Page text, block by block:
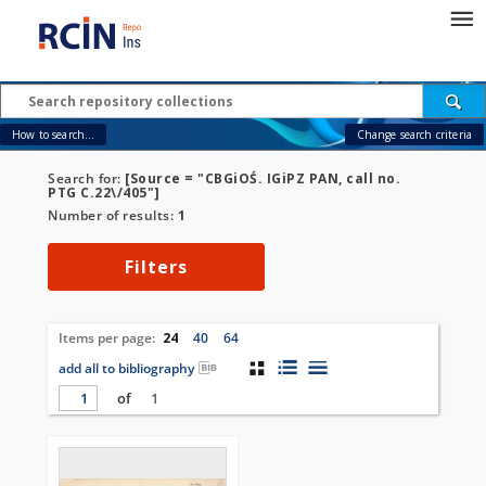
How to search... Change search criteria
Search for: [Source = "CBGiOŚ. IGiPZ PAN, call no.
PTG C.22\/405"]
Number of results: 1
Filters
Items per page: 24 40
64
add all to bibliography
of
1